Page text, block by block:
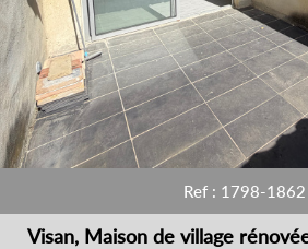
Critères
Ref : 1798-1862
Visan, Maison de village